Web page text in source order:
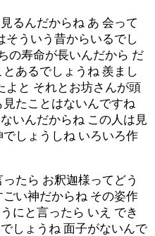
るんだからね あ 会って
そういう昔からいるでし
の寿命が長いんだから だ
あるでしょうね 羨まし
よと それとお坊さんが頭
たことはないんですね
いんだからね この人は見
しょうしね いろいろ作
たら お釈迦様ってどう
い神だからね その姿作
にと言ったら いえ でき
しょうね 面子がないんで